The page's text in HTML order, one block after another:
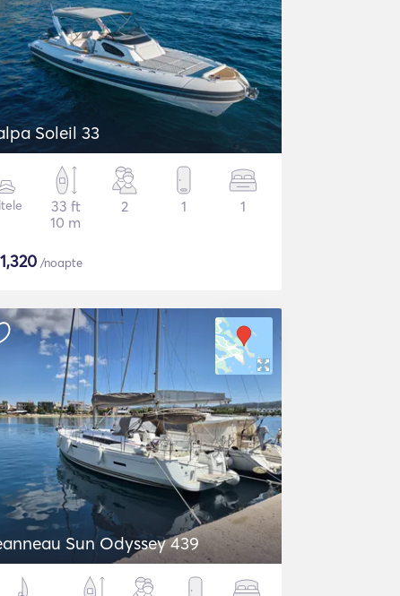
Soleil 33
33 ft
10 m
2 1 1
1,320 /noapte
Jeanneau Sun Odyssey 439